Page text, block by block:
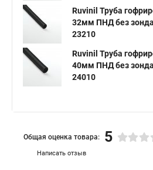
Ruvinil Труба
32мм ПНД без
23210
Ruvinil Труба
40мм ПНД без
24010
Написать отзыв
Общая оценка товара: 5